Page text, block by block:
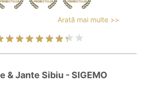
Arată mai multe >>
& Jante Sibiu - SIGEMO